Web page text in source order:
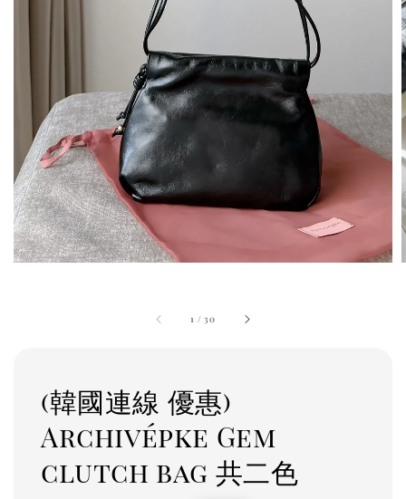
1 /30
(韓國連線 優惠)
Archivépke Gem
clutch bag 共二色